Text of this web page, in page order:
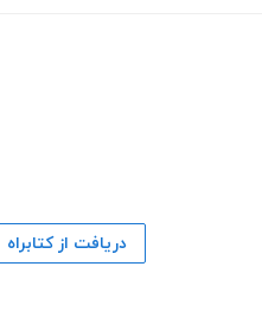
دریافت از کتابراه